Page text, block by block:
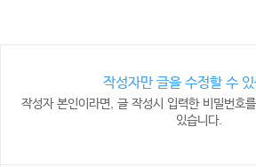
작성자만 글을 수정할 수
작성자 본인이라면, 글 작성시 입력한 비밀번호
있습니다.